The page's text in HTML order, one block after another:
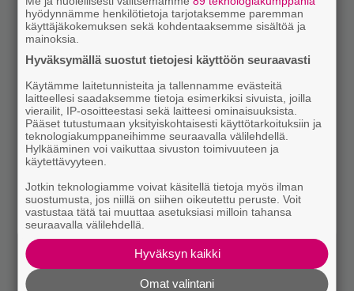
hyödynnämme henkilötietoja tarjotaksemme paremman
käyttäjäkokemuksen sekä kohdentaaksemme sisältöä ja
mainoksia.
Hyväksymällä suostut tietojesi käyttöön seuraavasti
Käytämme laitetunnisteita ja tallennamme evästeitä
laitteellesi saadaksemme tietoja esimerkiksi sivuista, joilla
vierailit, IP-osoitteestasi sekä laitteesi ominaisuuksista.
Pääset tutustumaan yksityiskohtaisesti käyttötarkoituksiin ja
teknologiakumppaneihimme seuraavalla välilehdellä.
Hylkääminen voi vaikuttaa sivuston toimivuuteen ja
käytettävyyteen.
Jotkin teknologiamme voivat käsitellä tietoja myös ilman
suostumusta, jos niillä on siihen oikeutettu peruste. Voit
vastustaa tätä tai muuttaa asetuksiasi milloin tahansa
seuraavalla välilehdellä.
Hyväksyn kaikki
Omat valintani